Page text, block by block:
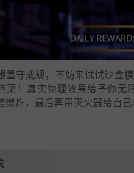
墨守成规，不妨来试试沙盒
菜！真实物理效果给予你无
爆炸，最后再用灭火器给自己